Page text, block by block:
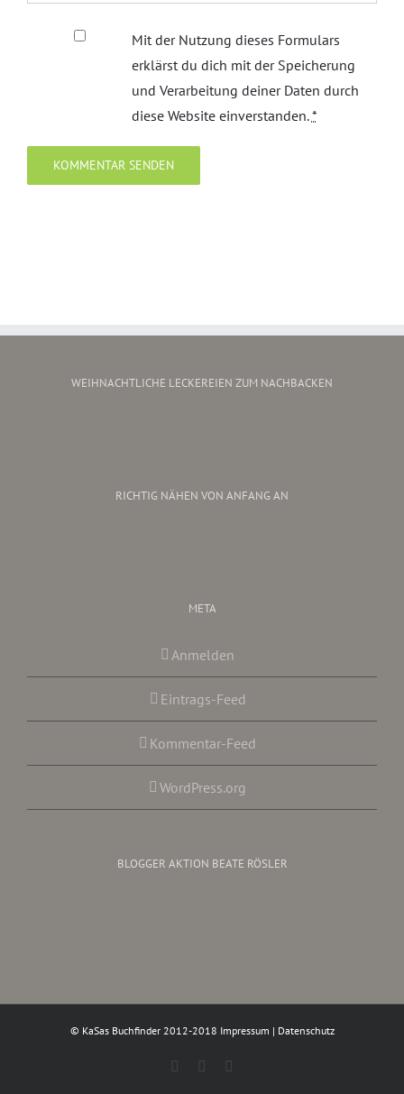
Mit der Nutzung dieses Formulars
erklärst du dich mit der Speicherung
und Verarbeitung deiner Daten durch
diese Website einverstanden.*
WEIHNACHTLICHE LECKEREIEN ZUM NACHBACKEN
RICHTIG NÄHEN VON ANFANG AN
META
Anmelden
Eintrags-Feed
Kommentar-Feed
WordPress.org
BLOGGER AKTION BEATE RÖSLER
© KaSas Buchfinder 2012-2018 Impressum | Datenschutz
FacebookInstagram